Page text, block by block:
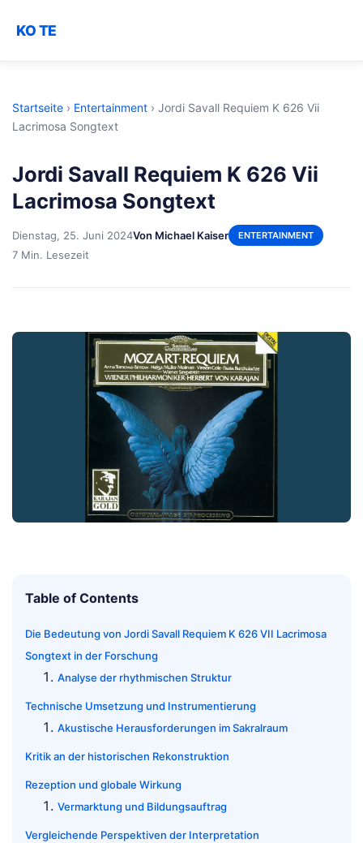
KO TE
Startseite › Entertainment › Jordi Savall Requiem K 626 Vii
Lacrimosa Songtext
Jordi Savall Requiem K 626 Vii
Lacrimosa Songtext
Dienstag, 25. Juni 2024Von Michael Kaiser ENTERTAINMENT
7 Min. Lesezeit
Table of Contents
Die Bedeutung von Jordi Savall Requiem K 626 VII Lacrimosa
Songtext in der Forschung
Analyse der rhythmischen Struktur
Technische Umsetzung und Instrumentierung
Akustische Herausforderungen im Sakralraum
Kritik an der historischen Rekonstruktion
Rezeption und globale Wirkung
Vermarktung und Bildungsauftrag
Vergleichende Perspektiven der Interpretation